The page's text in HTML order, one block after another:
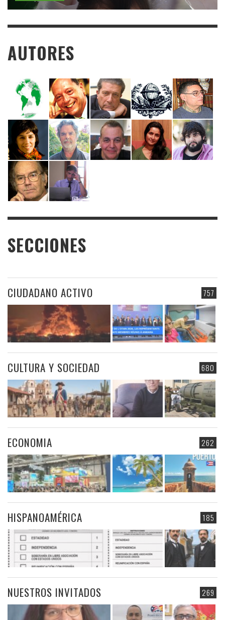
AUTORES
SECCIONES
757
CIUDADANO ACTIVO
680
CULTURA Y SOCIEDAD
262
ECONOMIA
185
HISPANOAMÉRICA
269
NUESTROS INVITADOS